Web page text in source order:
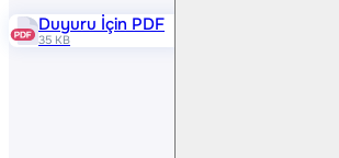
Duyuru İçin PDF
35 KB